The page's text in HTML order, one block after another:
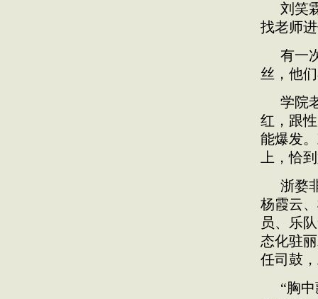
刘笑
找老师
有一
丝，他
学院
红，跟
能爆发
上，恰
浙婺
杨霞云
员、乐
态化驻
任司鼓
“胸